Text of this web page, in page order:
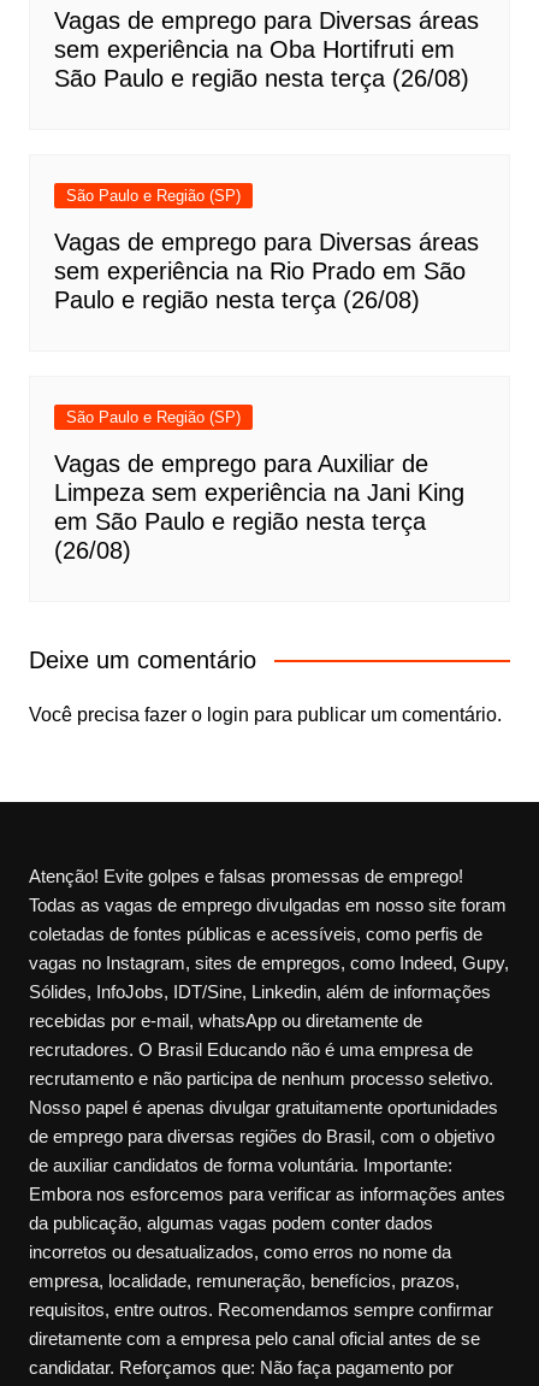
Vagas de emprego para Diversas áreas
sem experiência na Oba Hortifruti em
São Paulo e região nesta terça (26/08)
São Paulo e Região (SP)
Vagas de emprego para Diversas áreas
sem experiência na Rio Prado em São
Paulo e região nesta terça (26/08)
São Paulo e Região (SP)
Vagas de emprego para Auxiliar de
Limpeza sem experiência na Jani King
em São Paulo e região nesta terça
(26/08)
Deixe um comentário
Você precisa fazer o login para publicar um comentário.
Atenção! Evite golpes e falsas promessas de emprego!
Todas as vagas de emprego divulgadas em nosso site foram
coletadas de fontes públicas e acessíveis, como perfis de
vagas no Instagram, sites de empregos, como Indeed, Gupy,
Sólides, InfoJobs, IDT/Sine, Linkedin, além de informações
recebidas por e-mail, whatsApp ou diretamente de
recrutadores. O Brasil Educando não é uma empresa de
recrutamento e não participa de nenhum processo seletivo.
Nosso papel é apenas divulgar gratuitamente oportunidades
de emprego para diversas regiões do Brasil, com o objetivo
de auxiliar candidatos de forma voluntária. Importante:
Embora nos esforcemos para verificar as informações antes
da publicação, algumas vagas podem conter dados
incorretos ou desatualizados, como erros no nome da
empresa, localidade, remuneração, benefícios, prazos,
requisitos, entre outros. Recomendamos sempre confirmar
diretamente com a empresa pelo canal oficial antes de se
candidatar. Reforçamos que: Não faça pagamento por